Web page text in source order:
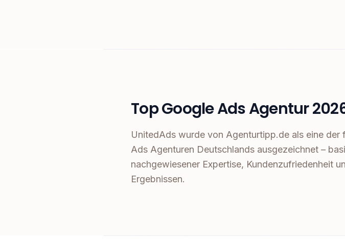
Top Google Ads Agentur
UnitedAds wurde von Agenturtipp.de als eine der
Ads Agenturen Deutschlands ausgezeichnet –
nachgewiesener Expertise, Kundenzufriedenheit
Ergebnissen.